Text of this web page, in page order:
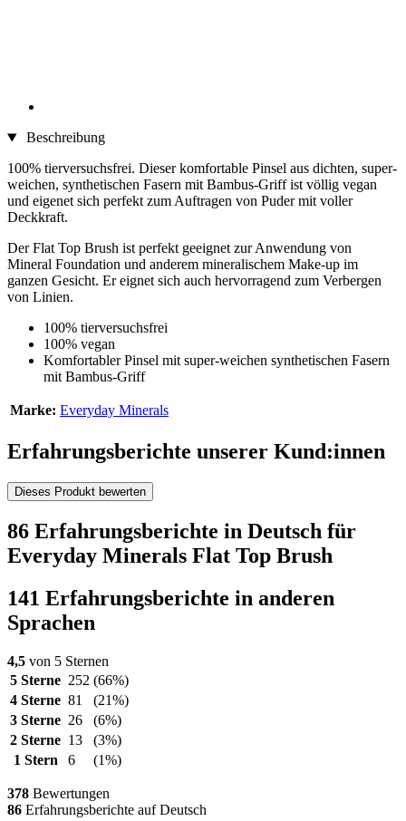
Beschreibung
100% tierversuchsfrei. Dieser komfortable Pinsel aus dichten, super-
weichen, synthetischen Fasern mit Bambus-Griff ist völlig vegan
und eigenet sich perfekt zum Auftragen von Puder mit voller
Deckkraft.
Der Flat Top Brush ist perfekt geeignet zur Anwendung von
Mineral Foundation und anderem mineralischem Make-up im
ganzen Gesicht. Er eignet sich auch hervorragend zum Verbergen
von Linien.
100% tierversuchsfrei
100% vegan
Komfortabler Pinsel mit super-weichen synthetischen Fasern
mit Bambus-Griff
Marke: Everyday Minerals
Erfahrungsberichte unserer Kund:innen
Dieses Produkt bewerten
86 Erfahrungsberichte in Deutsch für
Everyday Minerals Flat Top Brush
141 Erfahrungsberichte in anderen
Sprachen
4,5 von 5 Sternen
5 Sterne 252 (66%)
4 Sterne 81
(21%)
3 Sterne 26
(6%)
2 Sterne 13
(3%)
1 Stern
6 (1%)
378 Bewertungen
86 Erfahrungsberichte auf Deutsch